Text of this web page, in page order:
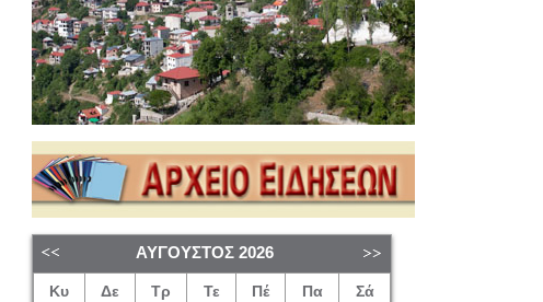
ΑΎΓΟΥΣΤΟΣ 2026
Κυ Δε Τρ Τε Πέ Πα Σά